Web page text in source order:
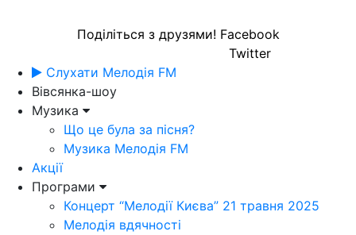
Поділіться з друзями! Facebook
Twitter
Слухати Мелодія FM
Вівсянка-шоу
Музика
Що це була за пісня?
Музика Мелодія FM
Акції
Програми
Концерт “Мелодії Києва” 21 травня 2025
Мелодія вдячності